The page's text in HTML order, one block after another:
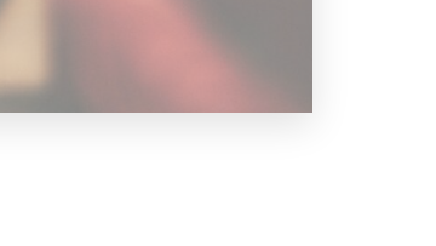
vi hygger os?